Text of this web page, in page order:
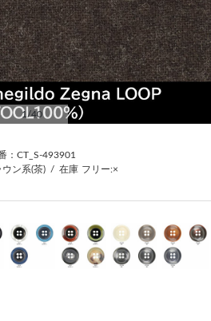
1 /40
：CT_S-493901
ン系(茶)
/ 在庫 フリー:×